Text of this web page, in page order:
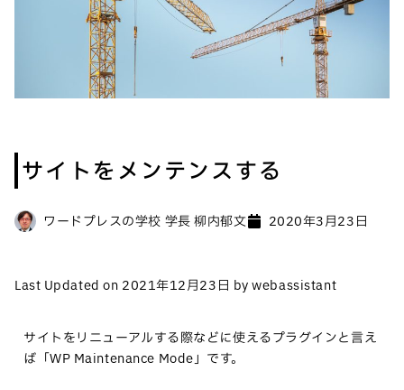
サイトをメンテンスする
ワードプレスの学校 学長 柳内郁文 2020年3月23日
Last Updated on 2021年12月23日 by webassistant
サイトをリニューアルする際などに使えるプラグインと言え
ば「WP Maintenance Mode」です。